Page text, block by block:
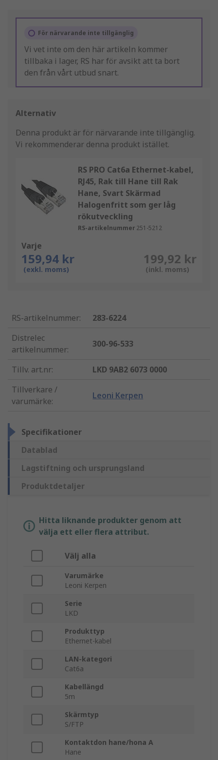
För närvarande inte tillgänglig
Vi vet inte om den här artikeln kommer
tillbaka i lager, RS har för avsikt att ta bort
den från vårt utbud snart.
Alternativ
Denna produkt är för närvarande inte tillgänglig.
Vi rekommenderar denna produkt istället.
RS PRO Cat6a Ethernet-kabel,
RJ45, Rak till Hane till Rak
Hane, Svart Skärmad
Halogenfritt som ger låg
rökutveckling
RS-artikelnummer 251-5212
Varje
159,94 kr
(exkl. moms)
199,92 kr
(inkl. moms)
RS-artikelnummer:
283-6224
Distrelec
artikelnummer:
300-96-533
Tillv. art.nr:
LKD 9AB2 6073 0000
Tillverkare /
varumärke:
Leoni Kerpen
Specifikationer
Datablad
Lagstiftning och ursprungsland
Produktdetaljer
Hitta liknande produkter genom att
välja ett eller flera attribut.
Välj alla
Varumärke
Leoni Kerpen
Serie
LKD
Produkttyp
Ethernet-kabel
LAN-kategori
Cat6a
Kabellängd
5m
Skärmtyp
S/FTP
Kontaktdon hane/hona A
Hane